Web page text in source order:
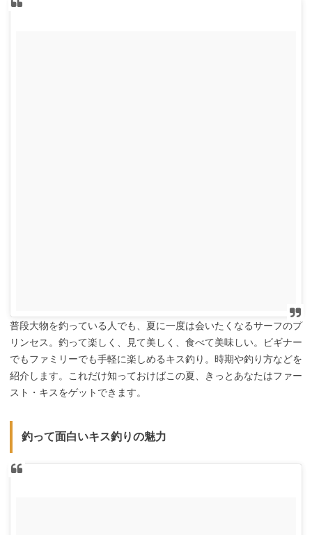
普段大物を釣っている人でも、夏に一度は会いたくなるサーフのプ
リンセス。釣って楽しく、見て美しく、食べて美味しい。ビギナー
でもファミリーでも手軽に楽しめるキス釣り。時期や釣り方などを
紹介します。これだけ知っておけばこの夏、きっとあなたはファー
スト・キスをゲットできます。
釣って面白いキス釣りの魅力